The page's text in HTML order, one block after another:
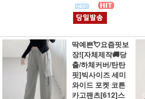
딱예쁜💘요즘핏보
장![자체제작🚚당
출/하체커버/탄탄
핏]빅사이즈 세미
와이드 포켓 코튼
카고팬츠[612]스